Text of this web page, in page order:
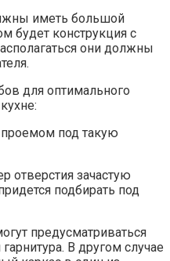
иметь большой
будет конструкция с
они должны
для оптимального
под такую
отверстия зачастую
подбирать под
предусматриваться
В другом случае